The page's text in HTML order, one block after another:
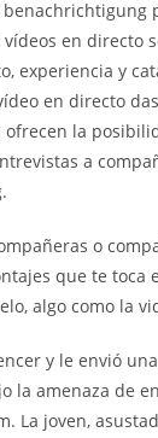
vídeos en
experiencia y
en directo
ofrecen la
a
o
que te toca
algo como la
y le envió
la amenaza de
La joven,